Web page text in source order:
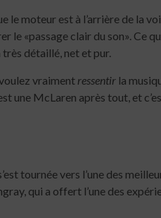
moteur est à l’arrière de la
le «passage clair du son». Ce
très détaillé, net et pur.
vraiment ressentir la
une McLaren après tout, et
tournée vers l’une des
qui a offert l’une des